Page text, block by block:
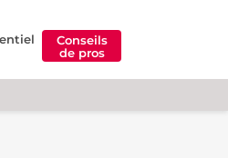
Conseils
de pros